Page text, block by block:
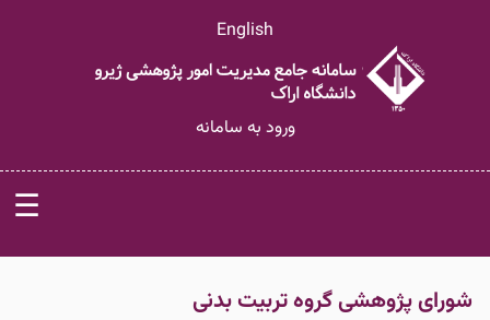
English
ورود به سامانه
☰
شورای پژوهشی گروه تربیت بدنی